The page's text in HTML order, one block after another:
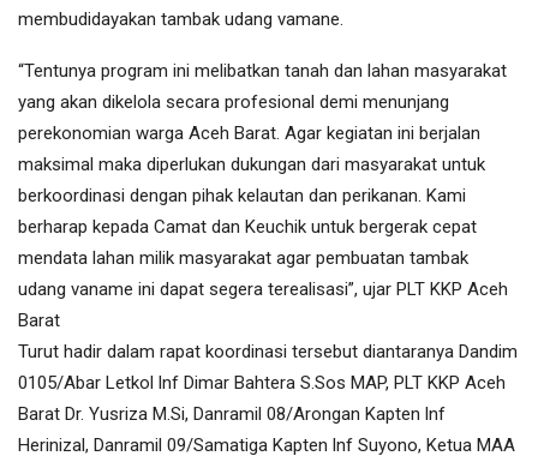
membudidayakan tambak udang vamane.
“Tentunya program ini melibatkan tanah dan lahan masyarakat
yang akan dikelola secara profesional demi menunjang
perekonomian warga Aceh Barat. Agar kegiatan ini berjalan
maksimal maka diperlukan dukungan dari masyarakat untuk
berkoordinasi dengan pihak kelautan dan perikanan. Kami
berharap kepada Camat dan Keuchik untuk bergerak cepat
mendata lahan milik masyarakat agar pembuatan tambak
udang vaname ini dapat segera terealisasi”, ujar PLT KKP Aceh
Barat
Turut hadir dalam rapat koordinasi tersebut diantaranya Dandim
0105/Abar Letkol lnf Dimar Bahtera S.Sos MAP, PLT KKP Aceh
Barat Dr. Yusriza M.Si, Danramil 08/Arongan Kapten lnf
Herinizal, Danramil 09/Samatiga Kapten lnf Suyono, Ketua MAA